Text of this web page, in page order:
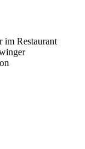
im Restaurant